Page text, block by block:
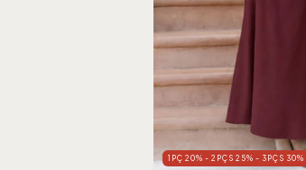
1PÇ 20% - 2PÇS 25% - 3PÇS 30%